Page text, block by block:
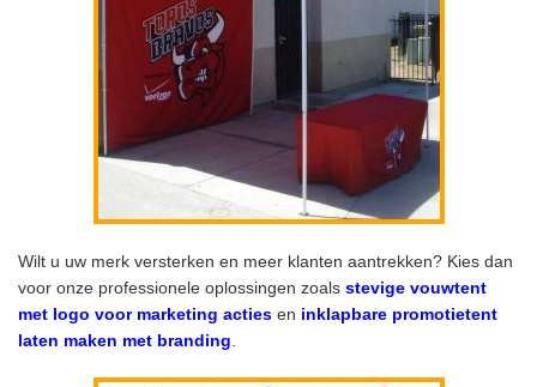
Wilt u uw merk versterken en meer klanten aantrekken? Kies dan
voor onze professionele oplossingen zoals stevige vouwtent
met logo voor marketing acties en inklapbare promotietent
laten maken met branding